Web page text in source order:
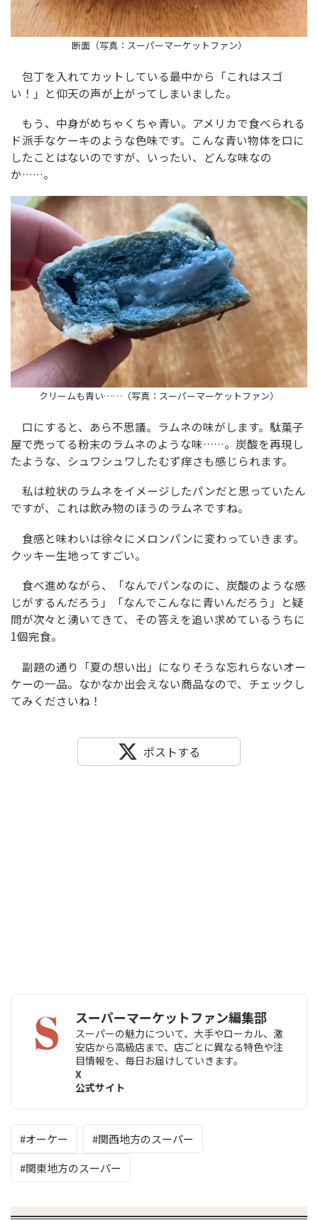
断面（写真：スーパーマーケットファン）
包丁を入れてカットしている最中から「これはスゴ
い！」と仰天の声が上がってしまいました。
もう、中身がめちゃくちゃ青い。アメリカで食べられる
ド派手なケーキのような色味です。こんな青い物体を口に
したことはないのですが、いったい、どんな味なの
か……。
クリームも青い……（写真：スーパーマーケットファン）
口にすると、あら不思議。ラムネの味がします。駄菓子
屋で売ってる粉末のラムネのような味……。炭酸を再現し
たような、シュワシュワしたむず痒さも感じられます。
私は粒状のラムネをイメージしたパンだと思っていたん
ですが、これは飲み物のほうのラムネですね。
食感と味わいは徐々にメロンパンに変わっていきます。
クッキー生地ってすごい。
食べ進めながら、「なんでパンなのに、炭酸のような感
じがするんだろう」「なんでこんなに青いんだろう」と疑
問が次々と湧いてきて、その答えを追い求めているうちに
1個完食。
副題の通り「夏の想い出」になりそうな忘れらないオー
ケーの一品。なかなか出会えない商品なので、チェックし
てみくださいね！
ポストする
スーパーマーケットファン編集部
スーパーの魅力について、大手やローカル、激
安店から高級店まで、店ごとに異なる特色や注
目情報を、毎日お届けしていきます。
X
公式サイト
オーケー
関西地方のスーパー
関東地方のスーパー